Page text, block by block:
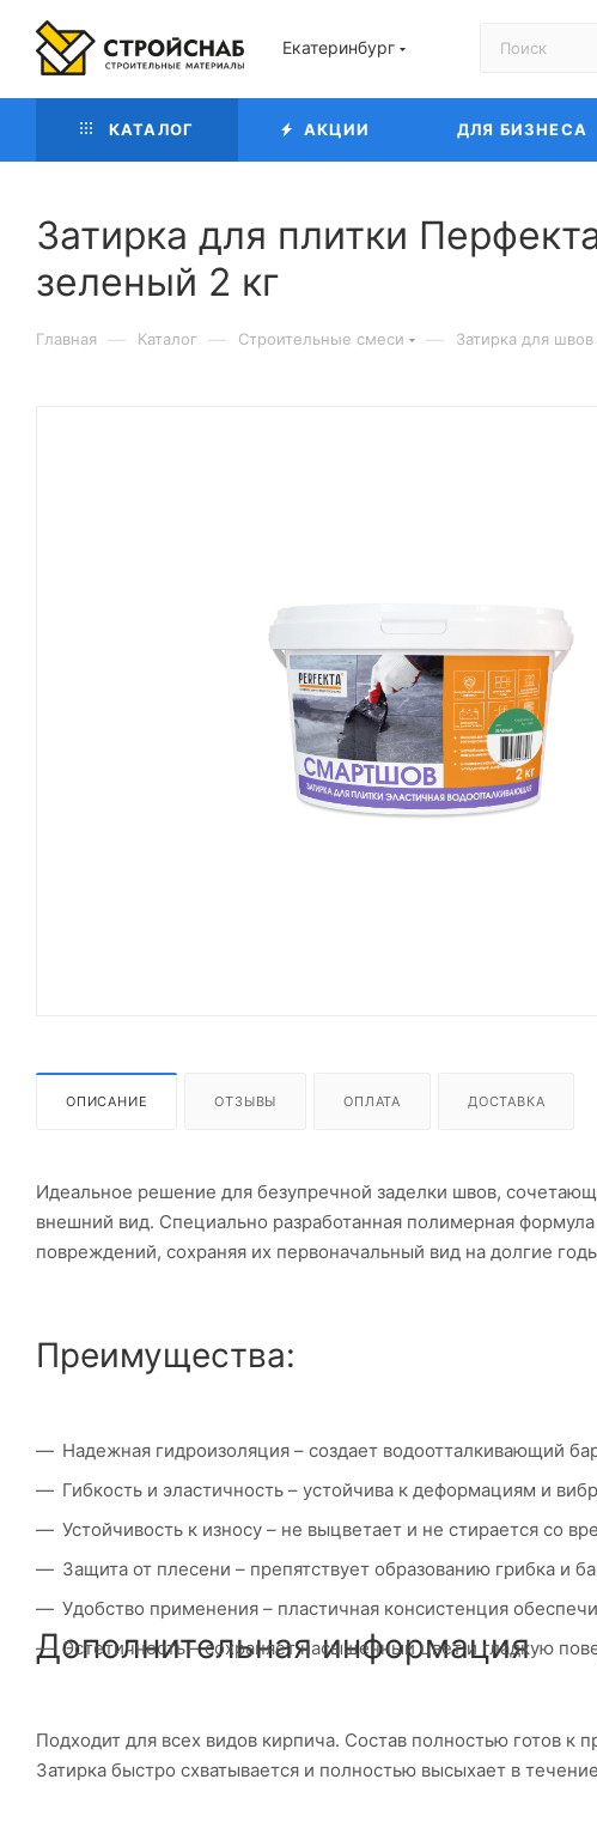
Екатеринбург
КАТАЛОГ АКЦИИ ДЛЯ БИЗНЕСА
Затирка для плитки
зеленый 2 кг
Главная — Каталог — Строительные смеси — Затирка для швов
ОПИСАНИЕ ОТЗЫВЫ ОПЛАТА ДОСТАВКА
Идеальное решение для безупречной заделки швов,
внешний вид. Специально разработанная полимерная
повреждений, сохраняя их первоначальный вид на долгие
Преимущества:
Надежная гидроизоляция – создает водоотталкивающий
Гибкость и эластичность – устойчива к деформациям и
Устойчивость к износу – не выцветает и не стирается со
Защита от плесени – препятствует образованию грибка и
Удобство применения – пластичная консистенция
Эстетичность – сохраняет насыщенный цвет и гладкую
Дополнительная информация
Подходит для всех видов кирпича. Состав полностью готов
Затирка быстро схватывается и полностью высыхает в